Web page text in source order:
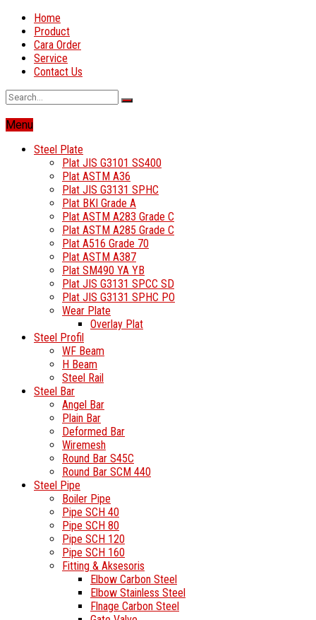
Home
Product
Cara Order
Service
Contact Us
Menu
Steel Plate
Plat JIS G3101 SS400
Plat ASTM A36
Plat JIS G3131 SPHC
Plat BKI Grade A
Plat ASTM A283 Grade C
Plat ASTM A285 Grade C
Plat A516 Grade 70
Plat ASTM A387
Plat SM490 YA YB
Plat JIS G3131 SPCC SD
Plat JIS G3131 SPHC PO
Wear Plate
Overlay Plat
Steel Profil
WF Beam
H Beam
Steel Rail
Steel Bar
Angel Bar
Plain Bar
Deformed Bar
Wiremesh
Round Bar S45C
Round Bar SCM 440
Steel Pipe
Boiler Pipe
Pipe SCH 40
Pipe SCH 80
Pipe SCH 120
Pipe SCH 160
Fitting & Aksesoris
Elbow Carbon Steel
Elbow Stainless Steel
Flnage Carbon Steel